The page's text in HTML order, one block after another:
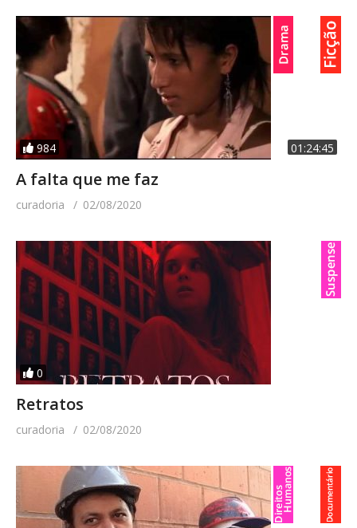
984 01:24:45
A falta que me faz
curadoria 02/08/2020
0
Retratos
curadoria 02/08/2020